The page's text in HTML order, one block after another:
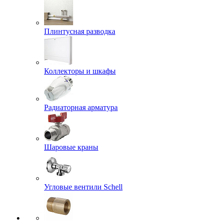
Плинтусная разводка
Коллекторы и шкафы
Радиаторная арматура
Шаровые краны
Угловые вентили Schell